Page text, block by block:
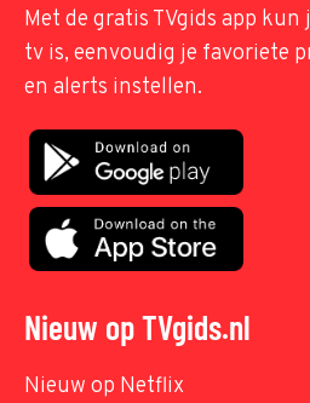
Met de gratis TVgids app kun
tv is, eenvoudig je favoriete
en alerts instellen.
Nieuw op TVgids.nl
Nieuw op Netflix